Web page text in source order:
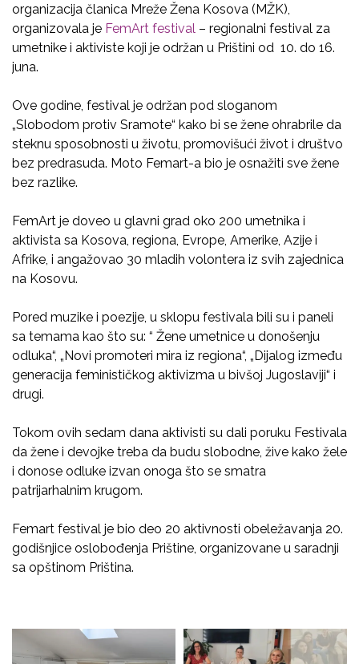
organizacija članica Mreže Žena Kosova (MŽK),
organizovala je FemArt festival – regionalni festival za
umetnike i aktiviste koji je održan u Prištini od 10. do 16.
juna.
Ove godine, festival je održan pod sloganom
„Slobodom protiv Sramote“ kako bi se žene ohrabrile da
steknu sposobnosti u životu, promovišući život i društvo
bez predrasuda. Moto Femart-a bio je osnažiti sve žene
bez razlike.
FemArt je doveo u glavni grad oko 200 umetnika i
aktivista sa Kosova, regiona, Evrope, Amerike, Azije i
Afrike, i angažovao 30 mladih volontera iz svih zajednica
na Kosovu.
Pored muzike i poezije, u sklopu festivala bili su i paneli
sa temama kao što su: “ Žene umetnice u donošenju
odluka“, „Novi promoteri mira iz regiona“, „Dijalog između
generacija feminističkog aktivizma u bivšoj Jugoslaviji“ i
drugi.
Tokom ovih sedam dana aktivisti su dali poruku Festivala
da žene i devojke treba da budu slobodne, žive kako žele
i donose odluke izvan onoga što se smatra
patrijarhalnim krugom.
Femart festival je bio deo 20 aktivnosti obeležavanja 20.
godišnjice oslobođenja Prištine, organizovane u saradnji
sa opštinom Priština.